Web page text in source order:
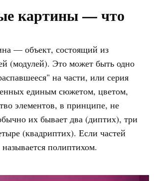
картины — что
— объект, состоящий из
(модулей). Это может быть одно
на части, или серия
единым сюжетом, цветом,
элементов, в принципе, не
их бывает два (диптих), три
(квадриптих). Если частей
полиптихом.